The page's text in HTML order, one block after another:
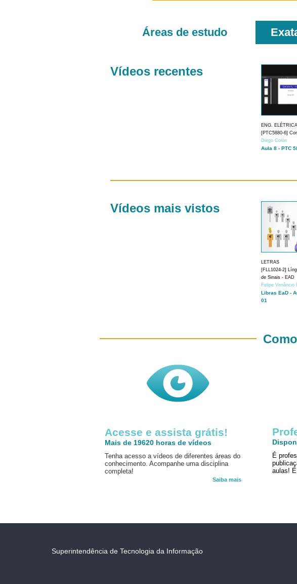
Áreas de estudo
Vídeos recentes
ENG.
[PTC5880-6]
Diego Colón
Aula 8 - PTC
Vídeos mais vistos
LETRAS
[FLL1024-2]
de Sinais - EAD
Felipe Venâncio
Libras EaD -
01
Acesse e assista grátis!
Mais de 19620 horas de vídeos
Tenha acesso a vídeos de diferentes áreas do
conhecimento. Acompanhe uma disciplina
completa!
Saiba mais
É
aulas!
Superintendência de Tecnologia da Informação